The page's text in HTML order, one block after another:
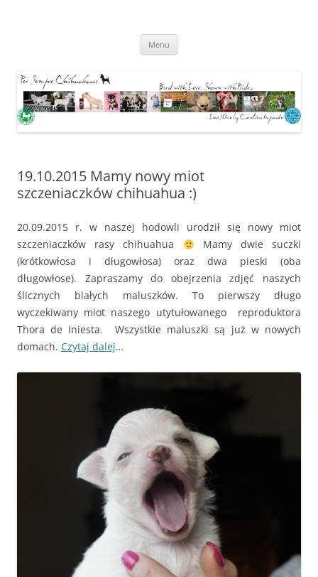
Per Sempre
Menu
19.10.2015 Mamy nowy miot
szczeniaczków chihuahua :)
20.09.2015 r. w naszej hodowli urodził się nowy miot
szczeniaczków rasy chihuahua
Mamy dwie suczki
(krótkowłosa i długowłosa) oraz dwa pieski (oba
długowłose). Zapraszamy do obejrzenia zdjęć naszych
ślicznych białych maluszków. To pierwszy długo
wyczekiwany miot naszego utytułowanego reproduktora
Thora de Iniesta. Wszystkie maluszki są już w nowych
domach. Czytaj dalej…